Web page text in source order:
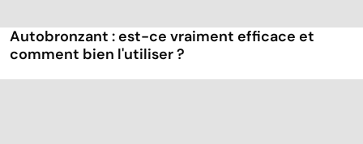
Autobronzant : est-ce vraiment efficace et
comment bien l'utiliser ?